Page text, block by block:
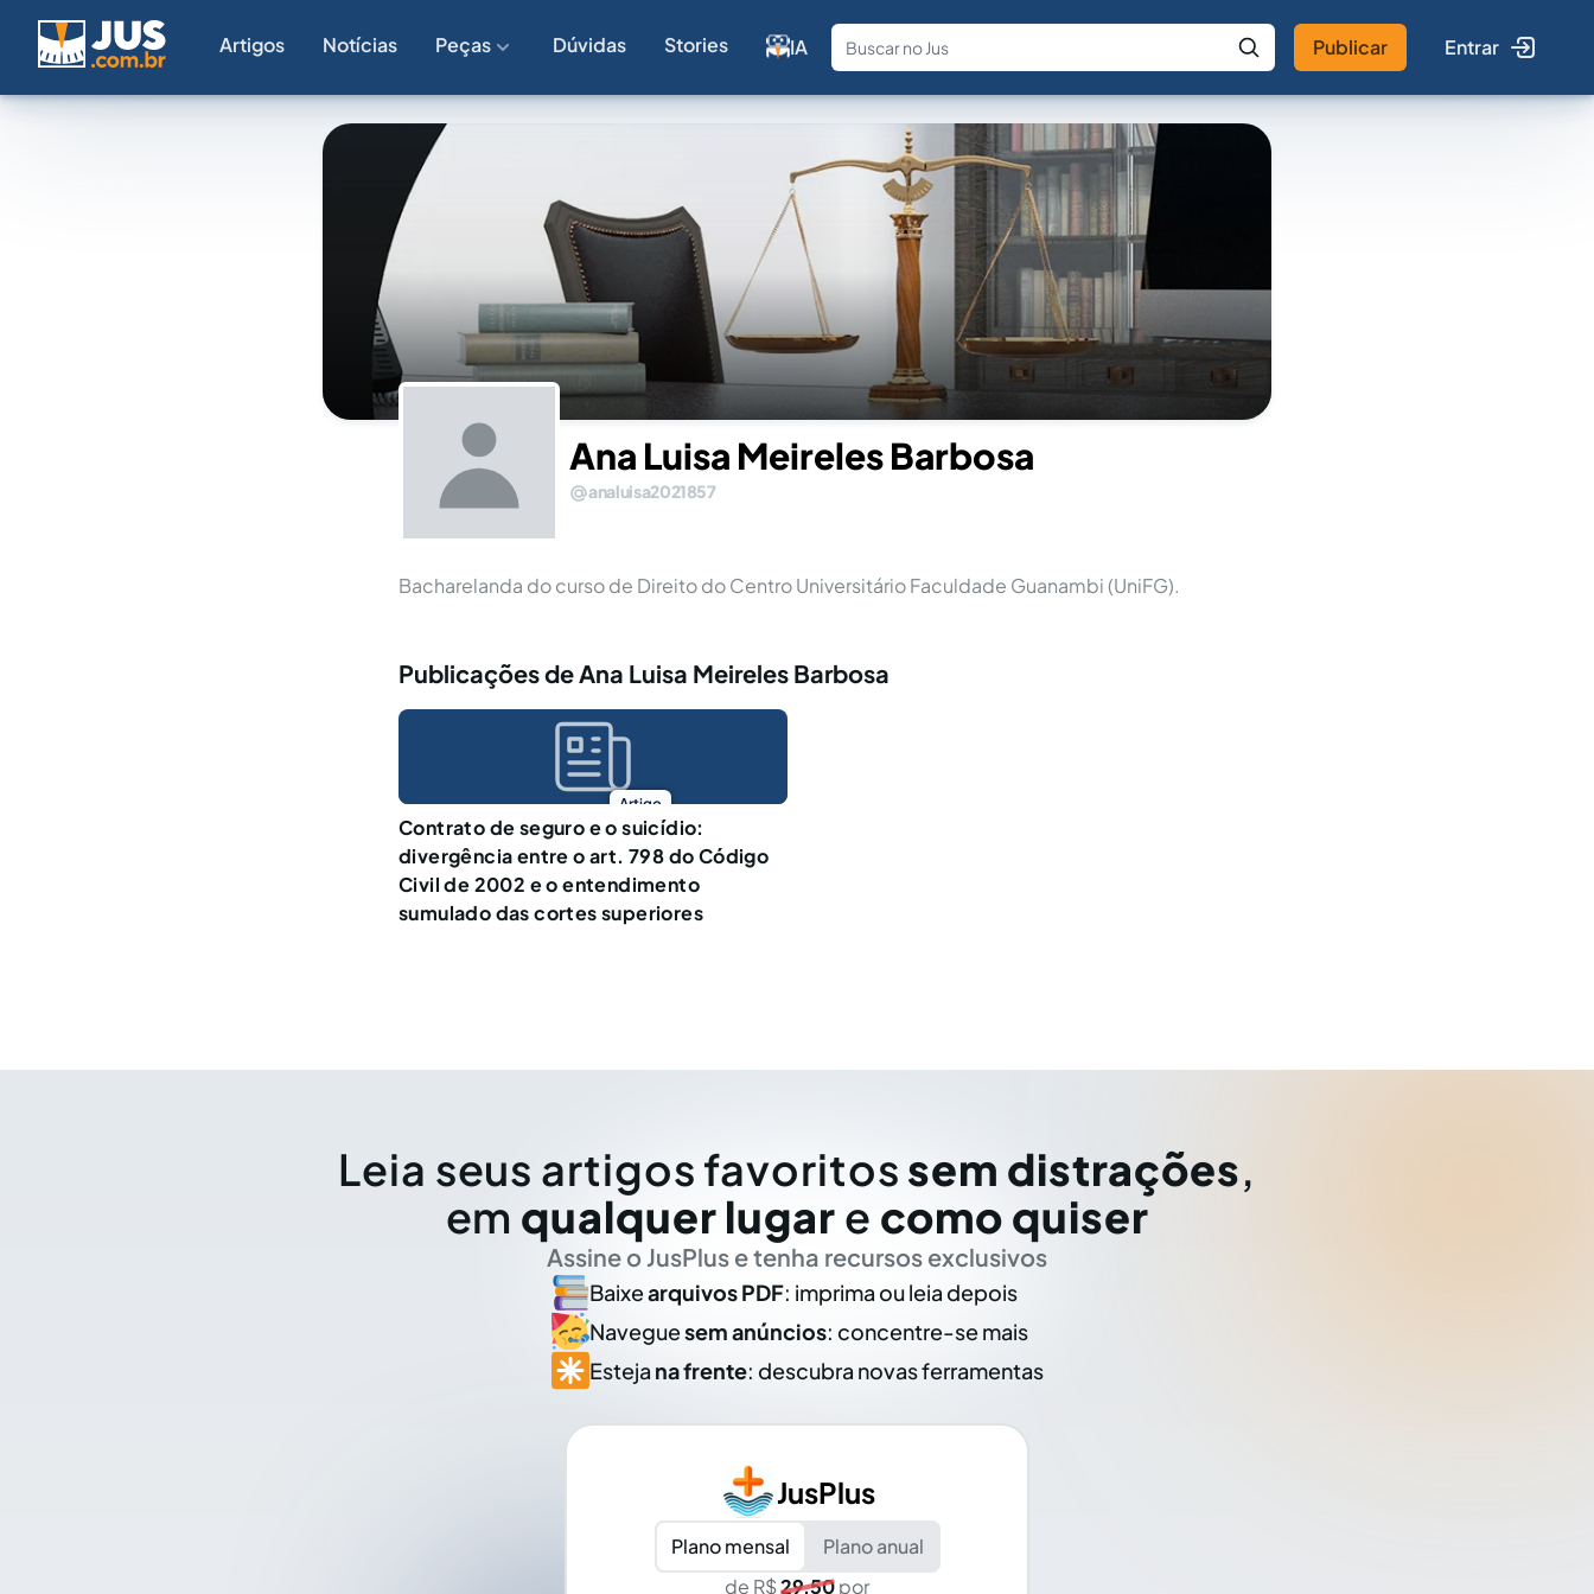
Artigos Notícias Peças Dúvidas Stories IA
Fale com a IA Buscar no Jus
Publicar Entrar
Ana Luisa Meireles Barbosa
analuisa2021857
Bacharelanda do curso de Direito do Centro Universitário Faculdade Guanambi (UniFG).
Publicações de Ana Luisa Meireles Barbosa
Artigo
Contrato de seguro e o suicídio:
divergência entre o art. 798 do Código
Civil de 2002 e o entendimento
sumulado das cortes superiores
Leia seus artigos favoritos sem distrações,
em qualquer lugar e como quiser
Assine o JusPlus e tenha recursos exclusivos
Baixearquivos PDF: imprima ou leia depois
Naveguesem anúncios: concentre-se mais
Esteja na frente: descubra novas ferramentas
JusPlus
Plano mensal
Plano anual
de R$29,50por